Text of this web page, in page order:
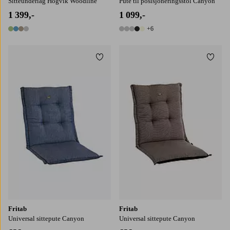
1 399,-
4 farger
1 099,-
11 farger
+6
Fritab
Universal sittepute Canyon
Legg til favoritter
Fritab
Universal sittepute Canyon